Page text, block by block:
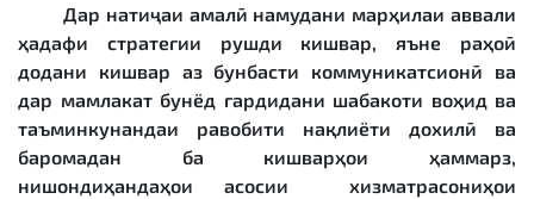
Дар натиҷаи амалӣ намудани марҳилаи аввали
ҳадафи стратегии рушди кишвар, яъне раҳоӣ
додани кишвар аз бунбасти коммуникатсионӣ ва
дар мамлакат бунёд гардидани шабакоти воҳид ва
таъминкунандаи равобити нақлиёти дохилӣ ва
баромадан ба кишварҳои ҳаммарз,
нишондиҳандаҳои асосии хизматрасониҳои